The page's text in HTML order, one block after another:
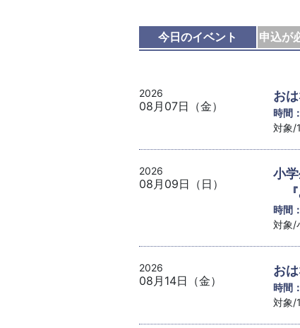
今日のイベント 申込が
2026
08月07日（金）
お
時間
対象/
2026
08月09日（日）
小
『
時間
対象
2026
08月14日（金）
お
時間
対象/